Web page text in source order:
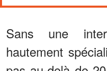
Sans une
hautement